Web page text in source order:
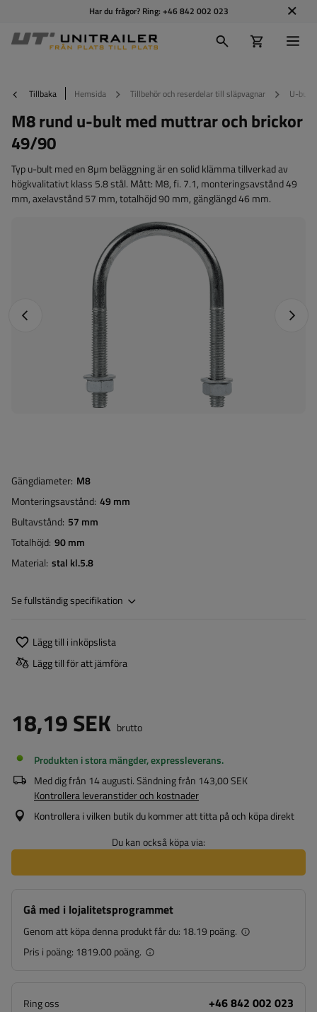
Har du frågor? Ring: +46 842 002 023
Tillbaka Hemsida Tillbehör och reserdelar till släpvagnar U-
M8 rund u-bult med muttrar och brickor
49/90
Typ u-bult med en 8µm beläggning är en solid klämma tillverkad av
högkvalitativt klass 5.8 stål. Mått: M8, fi. 7.1, monteringsavstånd 49
mm, axelavstånd 57 mm, totalhöjd 90 mm, gänglängd 46 mm.
Föregående foto Nästa
Gängdiameter M8
Monteringsavstånd 49 mm
Bultavstånd 57 mm
Totalhöjd 90 mm
Material stal kl.5.8
Se fullständig specifikation
Lägg till i inköpslista
Lägg till för att jämföra
18,19 SEK brutto
Produkten i stora mängder, expressleverans
Med dig från 14 augusti. Sändning från 143,00 SEK
Kontrollera leveranstider och kostnader
Kontrollera i vilken butik du kommer att titta på och köpa direkt
Du kan också köpa via:
Gå med i lojalitetsprogrammet
Genom att köpa denna produkt får du: 18.19 poäng.
Pris i poäng: 1819.00 poäng.
Ring oss +46 842 002 023